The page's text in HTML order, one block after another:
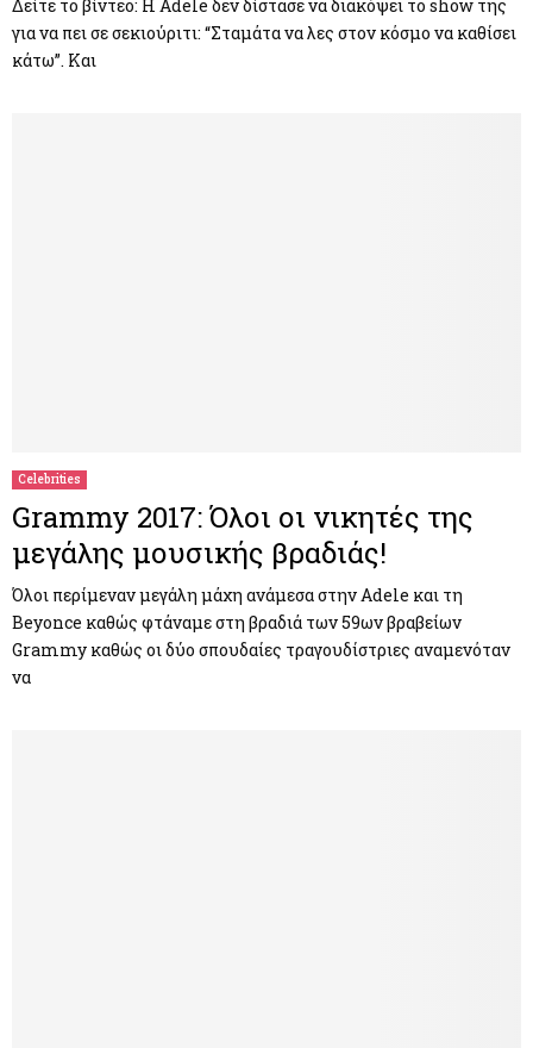
Δείτε το βίντεο: Η Adele δεν δίστασε να διακόψει το show της
για να πει σε σεκιούριτι: “Σταμάτα να λες στον κόσμο να καθίσει
κάτω”. Και
Celebrities
Grammy 2017: Όλοι οι νικητές της
μεγάλης μουσικής βραδιάς!
Όλοι περίμεναν μεγάλη μάχη ανάμεσα στην Adele και τη
Beyonce καθώς φτάναμε στη βραδιά των 59ων βραβείων
Grammy καθώς οι δύο σπουδαίες τραγουδίστριες αναμενόταν
να